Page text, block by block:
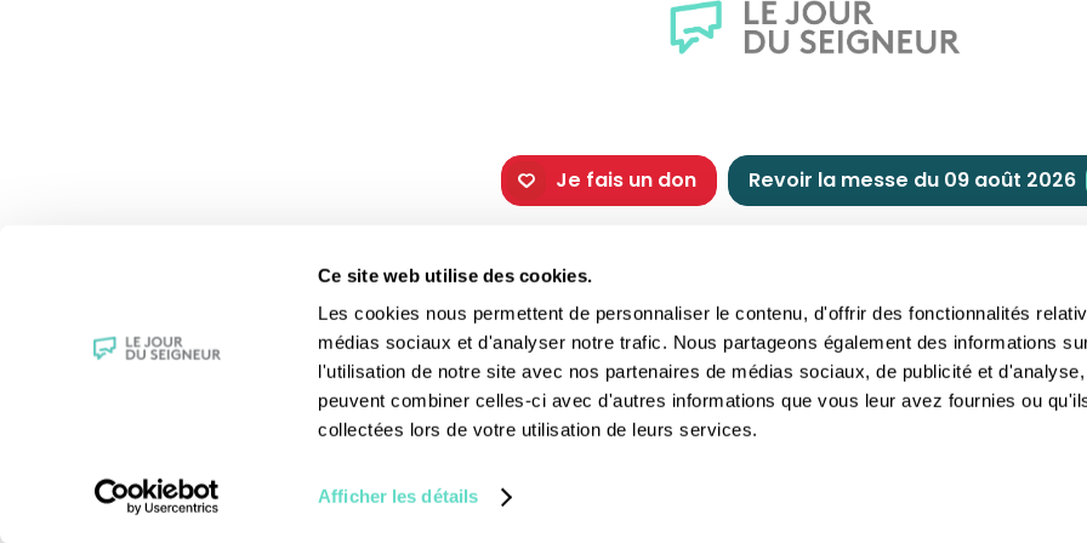
Ce site web utilise des cookies.
Les cookies nous permettent de personnaliser le contenu, d'offrir des fonctionnalités
médias sociaux et d'analyser notre trafic. Nous partageons également des informations
l'utilisation de notre site avec nos partenaires de médias sociaux, de publicité et
peuvent combiner celles-ci avec d'autres informations que vous leur avez fournies ou
collectées lors de votre utilisation de leurs services.
Afficher les détails
Je fais un don Revoir la messe du 09 août 2026
La messe
Magazine Le Jour du Seigneur
Générations Laudato Si’
Agenda Culturel
Les fêtes chrétiennes
Les saints du jour
La Bible
Les sacrements
Le patrimoine religieux
Les recettes et traditions
Comment nous
Faire un don
Réduction d’impôt
Philanthropie